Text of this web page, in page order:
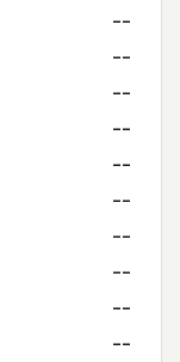
--
--
--
--
--
--
--
--
--
--